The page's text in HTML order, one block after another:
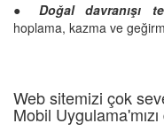
●
Doğal davranışı
hoplama, kazma ve
Web sitemizi çok
Mobil